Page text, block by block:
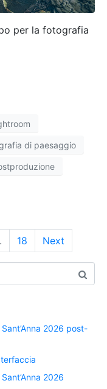
per la fotografia
di paesaggio
18 Next
2026 post-
2026